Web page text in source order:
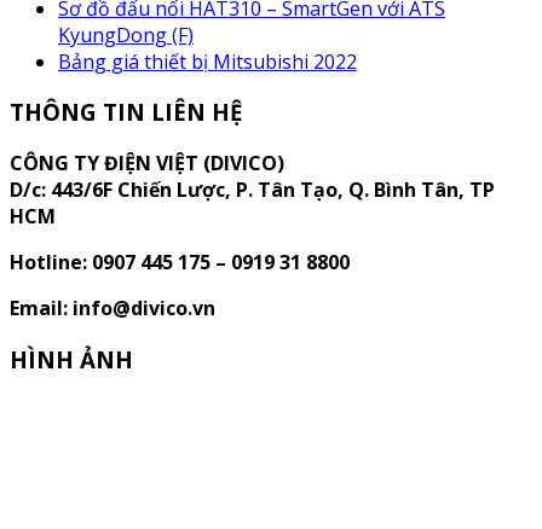
Sơ đồ đấu nối HAT310 – SmartGen với ATS
KyungDong (F)
Bảng giá thiết bị Mitsubishi 2022
THÔNG TIN LIÊN HỆ
CÔNG TY ĐIỆN VIỆT (DIVICO)
D/c: 443/6F Chiến Lược, P. Tân Tạo, Q. Bình Tân, TP
HCM
Hotline: 0907 445 175 – 0919 31 8800
Email: info@divico.vn
HÌNH ẢNH